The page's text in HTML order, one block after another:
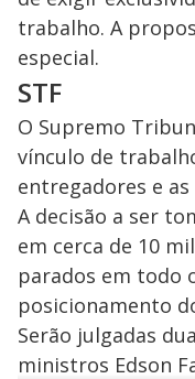
trabalho. A
especial.
STF
O Supremo
vínculo de
entregadores e
A decisão a ser
em cerca de 10
parados em todo
posicionamento
Serão julgadas
ministros Edson